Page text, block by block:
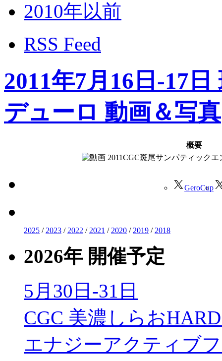
2010年以前
RSS Feed
2011年7月16日-17
デューロ 動画＆写真
概要
2011CGC斑尾サンパティック
GeroCup
2025 / 2023 / 2022 / 2021 / 2020 / 2019 / 2018
2026年 開催予定
5月30日-31日
CGC 美濃しらお
エナジーアクティブ